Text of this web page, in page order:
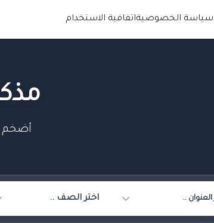
سياسة الخصوصيةاتفافية الاستخدام
أضخم